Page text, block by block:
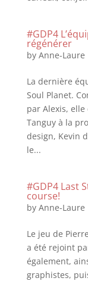
#GDP4
régénérer
by Anne-Laure
La dernière
Soul Planet.
par Alexis,
Tanguy à la
design, Kevin
le...
#GDP4 Last
course!
by Anne-Laure
Le jeu de
a été rejoint
également,
graphistes,